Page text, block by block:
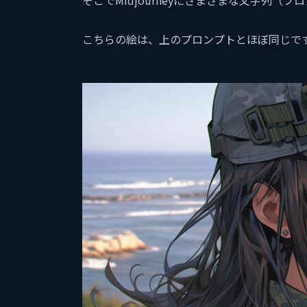
こちらの絵は、上のプロンプトとほぼ同じで